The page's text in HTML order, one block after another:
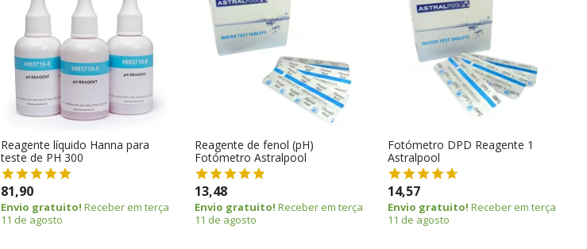
Reagente líquido Hanna para
teste de PH 300
81,90
Envio gratuito! Receber em terça
11 de agosto
Reagente de fenol (pH)
Fotómetro Astralpool
13,48
Envio gratuito! Receber em terça
11 de agosto
Fotómetro DPD Reagente 1
Astralpool
14,57
Envio gratuito! Receber em terça
11 de agosto